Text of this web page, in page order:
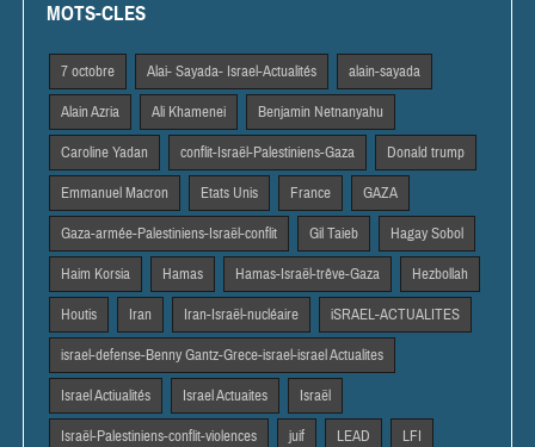
MOTS-CLES
7 octobre Alai- Sayada- Israel-Actualités alain-sayada
Alain Azria Ali Khamenei Benjamin Netnanyahu
Caroline Yadan conflit-Israël-Palestiniens-Gaza Donald trump
Emmanuel Macron Etats Unis France GAZA
Gaza-armée-Palestiniens-Israël-conflit Gil Taieb Hagay Sobol
Haim Korsia Hamas Hamas-Israël-trêve-Gaza Hezbollah
Houtis Iran Iran-Israël-nucléaire iSRAEL-ACTUALITES
israel-defense-Benny Gantz-Grece-israel-israel Actualites
Israel Actiualités Israel Actuaites Israël
Israël-Palestiniens-conflit-violences juif LEAD LFI